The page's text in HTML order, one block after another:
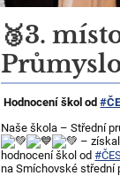
🥉3.
Hodnocení škol od
Naše škola – Střední
–
hodnocení škol od
na Smíchovské střední